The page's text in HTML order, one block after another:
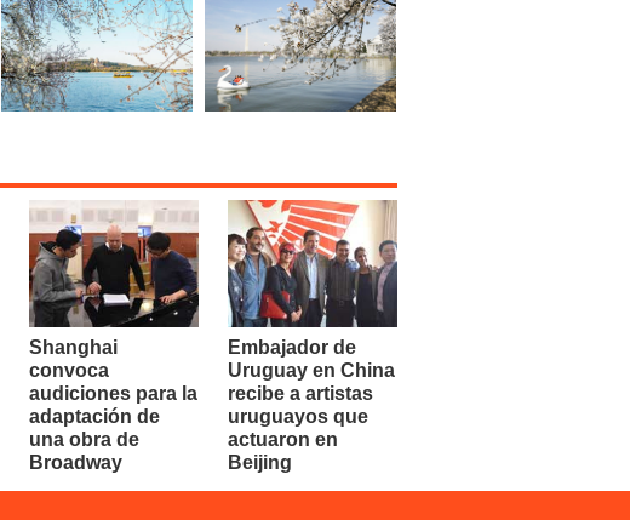
Shanghai
convoca
audiciones para la
adaptación de
una obra de
Broadway
Embajador de
Uruguay en China
recibe a artistas
uruguayos que
actuaron en
Beijing